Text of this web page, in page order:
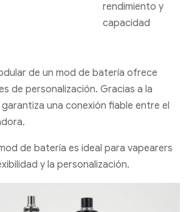
rendimiento y
capacidad
de un mod de batería ofrece
de personalización. Gracias a la
una conexión fiable entre el
de batería es ideal para vapearers
y la personalización.